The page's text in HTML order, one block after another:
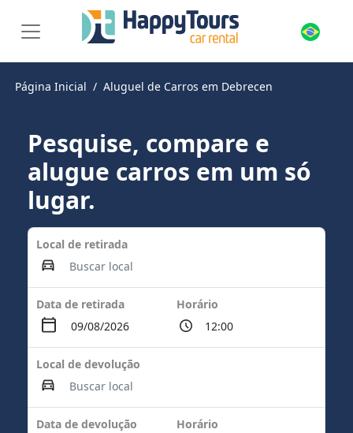
Página Inicial Aluguel de Carros em Debrecen
Pesquise, compare e
alugue carros em um só
lugar.
Local de retirada
Data de retirada Horário
Local de devolução
Data de devolução Horário